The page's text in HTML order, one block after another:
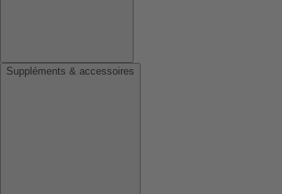
Suppléments & accessoires